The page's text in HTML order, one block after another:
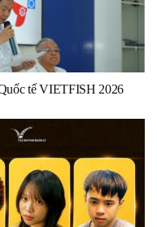
tế VIETFISH 2026